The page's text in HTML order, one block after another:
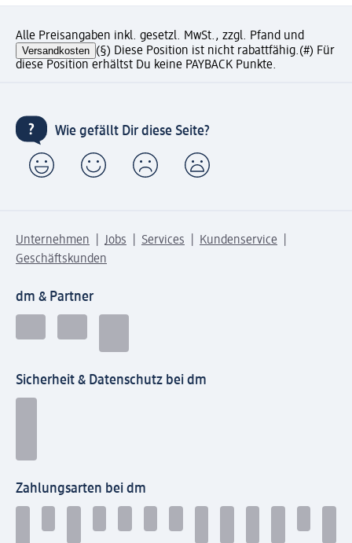
Alle Preisangaben inkl. gesetzl. MwSt., zzgl. Pfand und
Versandkosten (§) Diese Position ist nicht rabattfähig.(#) Für
diese Position erhältst Du keine PAYBACK Punkte.
Wie gefällt Dir diese Seite?
Unternehmen Jobs Services
Kundenservice
Geschäftskunden
dm & Partner
Sicherheit & Datenschutz bei dm
Zahlungsarten bei dm